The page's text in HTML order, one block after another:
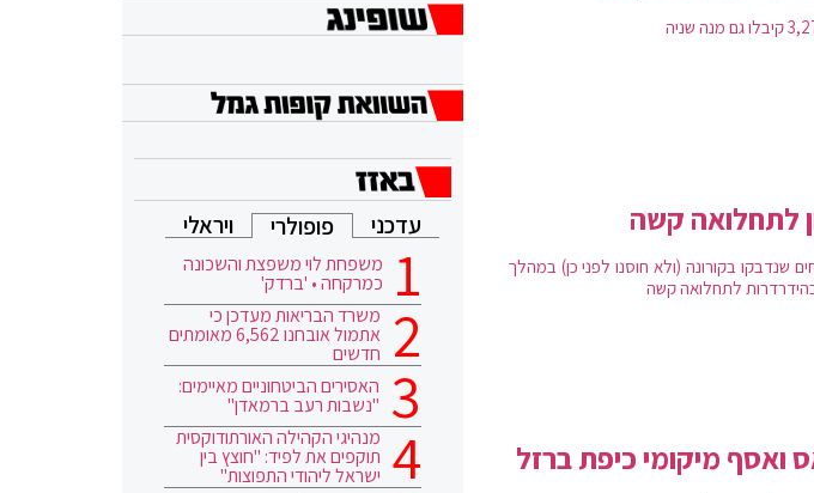
50,000 אלף מבוטחים שנדבקו בקורונה (ולא חוסנו לפני כן) במהלך
ואסף מיקומי כיפת ברזל
עדכני פופולרי ויראלי
משפחת לוי משפצת והשכונה
כמרקחה • 'ברדק'
משרד הבריאות מעדכן כי
אתמול אובחנו 6,562 מאומתים
חדשים
האסירים הביטחוניים מאיימים:
"נשבות רעב ברמאדן"
מנהיגי הקהילה האורתודוקסית
תוקפים את לפיד: "חוצץ בין
ישראל ליהודי התפוצות"